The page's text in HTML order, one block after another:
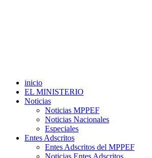
inicio
EL MINISTERIO
Noticias
Noticias MPPEF
Noticias Nacionales
Especiales
Entes Adscritos
Entes Adscritos del MPPEF
Noticias Entes Adscritos